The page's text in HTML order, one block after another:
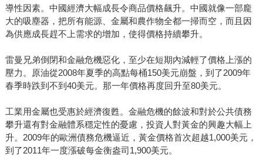
導性因素。中國經濟大幅成長令商品價格飆升。中國就像一部龐
大的吸塵器，把所有能源、金屬和農作物全都一掃而空，而且因
為供應成長趕不上需求的增加，使得價格持續攀升。
雷曼兄弟倒閉和金融危機惡化，至少在短期內減輕了價格上漲的
壓力。原油從2008年夏季的高點每桶150美元崩盤，到了2009年
春季時跌到不到40美元。那一年價格再度回升至80美元。
工業用金屬也受惠於經濟復甦。金融危機的餘波和對於公共債務
攀升還有對金融體系穩定性的憂慮，投資人對黃金的興趣大幅上
升。2009年的歐洲債務危機逼近，黃金價格首次超越1,000美元，
到了2011年一度漲破每金衡盎司1,900美元。